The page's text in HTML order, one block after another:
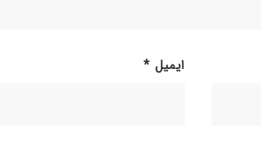
ایمیل *